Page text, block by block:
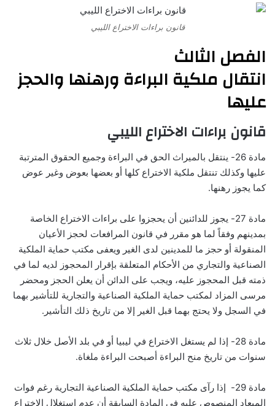
قانون براءات الاختراع الليبي
الفصل الثالث
انتقال ملكية البراءة ورهنها والحجز
عليها
قانون براءات الاختراع الليبي
مادة 26- ينتقل بالميراث الحق في البراءة وجميع الحقوق المترتبة
عليها وكذلك تنتقل ملكية الاختراع كلها أو بعضها بعوض وغير عوض
كما يجوز رهنها.
مادة 27- يجوز للدائنين أن يحجزوا على براءات الاختراع الخاصة
بمدينهم وفقاً لما هو مقرر في قانون المرافعات لحجز الأعيان
المنقولة أو حجز ما للمدينين لدى الغير ويعفى مكتب حماية الملكية
الصناعية والتجاري من الأحكام المتعلقة بإقرار المحجوز لديه لما في
ذمته قبل المحجوز عليه، ويجب على الدائن أن يعلن الحجز ومحضر
مرسى المزاد لمكتب حماية الملكية الصناعية والتجارية للتأشير بهما
في السجل ولا يحتج بهما قبل الغير إلا من تاريخ ذلك التأشير.
مادة 28- إذا لم يستغل الاختراع في ليبيا أو في بلد الأصل خلال ثلاث
سنوات من تاريخ منح البراءة أصبحت البراءة ملغاة.
مادة 29- إذا رآى مكتب حماية الملكية الصناعية التجارية رغم فوات
الميعاد المنصوص عليه في المادة السابقة أن عدم استغلال الاختراع